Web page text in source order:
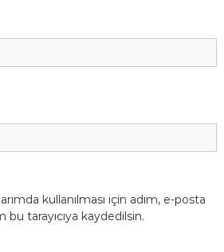
kullanılması için adım, e-posta
tarayıcıya kaydedilsin.